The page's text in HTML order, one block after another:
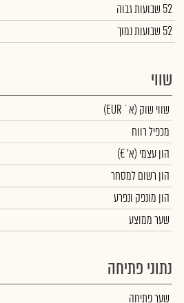
52 שבועות גבוה
52 שבועות נמוך
שווי
שווי שוק (א` EUR)
מכפיל רווח
הון עצמי (א' €)
הון רשום למסחר
הון מונפק ונפרע
שער ממוצע
נתוני פתיחה
שער פתיחה